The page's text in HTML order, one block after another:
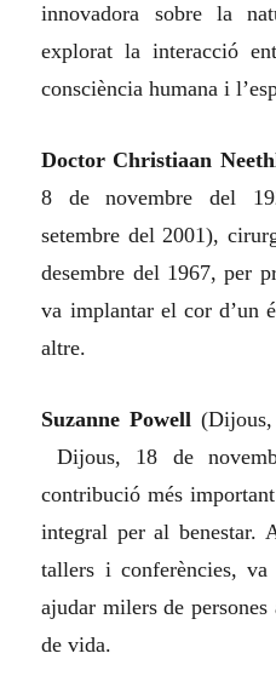
innovadora sobre la
explorat la interacció
consciència humana i
Doctor Christiaan
8 de novembre del
setembre del 2001),
desembre del 1967, per
va implantar el cor d’un
altre.
Suzanne Powell
Dijous, 18 de
contribució més
integral per al benestar.
tallers i conferències,
ajudar milers de
de vida.